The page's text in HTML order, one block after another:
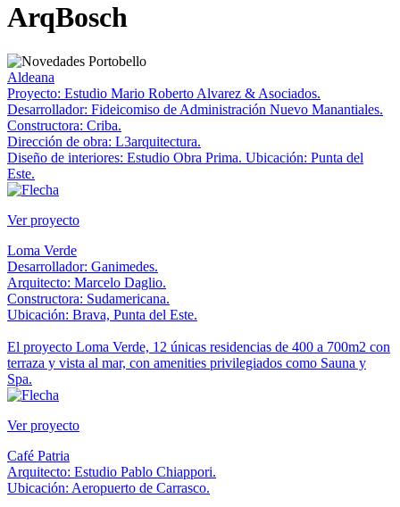
ArqBosch
Aldeana
Proyecto: Estudio Mario Roberto Alvarez & Asociados.
Desarrollador: Fideicomiso de Administración Nuevo Manantiales.
Constructora: Criba.
Dirección de obra: L3arquitectura.
Diseño de interiores: Estudio Obra Prima. Ubicación: Punta del
Este.
Ver proyecto
Loma Verde
Desarrollador: Ganimedes.
Arquitecto: Marcelo Daglio.
Constructora: Sudamericana.
Ubicación: Brava, Punta del Este.
El proyecto Loma Verde, 12 únicas residencias de 400 a 700m2 con
terraza y vista al mar, con amenities privilegiados como Sauna y
Spa.
Ver proyecto
Café Patria
Arquitecto: Estudio Pablo Chiappori.
Ubicación: Aeropuerto de Carrasco.